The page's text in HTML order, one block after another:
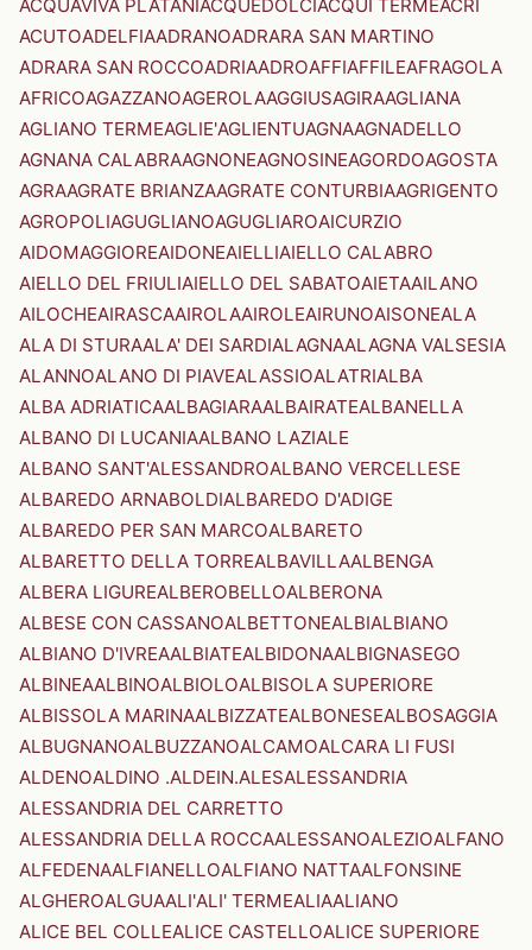
ACQUAVIVA PLATANIACQUEDOLCIACQUI TERMEACRI
ACUTOADELFIAADRANOADRARA SAN MARTINO
ADRARA SAN ROCCOADRIAADROAFFIAFFILEAFRAGOLA
AFRICOAGAZZANOAGEROLAAGGIUSAGIRAAGLIANA
AGLIANO TERMEAGLIE'AGLIENTUAGNAAGNADELLO
AGNANA CALABRAAGNONEAGNOSINEAGORDOAGOSTA
AGRAAGRATE BRIANZAAGRATE CONTURBIAAGRIGENTO
AGROPOLIAGUGLIANOAGUGLIAROAICURZIO
AIDOMAGGIOREAIDONEAIELLIAIELLO CALABRO
AIELLO DEL FRIULIAIELLO DEL SABATOAIETAAILANO
AILOCHEAIRASCAAIROLAAIROLEAIRUNOAISONEALA
ALA DI STURAALA' DEI SARDIALAGNAALAGNA VALSESIA
ALANNOALANO DI PIAVEALASSIOALATRIALBA
ALBA ADRIATICAALBAGIARAALBAIRATEALBANELLA
ALBANO DI LUCANIAALBANO LAZIALE
ALBANO SANT'ALESSANDROALBANO VERCELLESE
ALBAREDO ARNABOLDIALBAREDO D'ADIGE
ALBAREDO PER SAN MARCOALBARETO
ALBARETTO DELLA TORREALBAVILLAALBENGA
ALBERA LIGUREALBEROBELLOALBERONA
ALBESE CON CASSANOALBETTONEALBIALBIANO
ALBIANO D'IVREAALBIATEALBIDONAALBIGNASEGO
ALBINEAALBINOALBIOLOALBISOLA SUPERIORE
ALBISSOLA MARINAALBIZZATEALBONESEALBOSAGGIA
ALBUGNANOALBUZZANOALCAMOALCARA LI FUSI
ALDENOALDINO .ALDEIN.ALESALESSANDRIA
ALESSANDRIA DEL CARRETTO
ALESSANDRIA DELLA ROCCAALESSANOALEZIOALFANO
ALFEDENAALFIANELLOALFIANO NATTAALFONSINE
ALGHEROALGUAALI'ALI' TERMEALIAALIANO
ALICE BEL COLLEALICE CASTELLOALICE SUPERIORE